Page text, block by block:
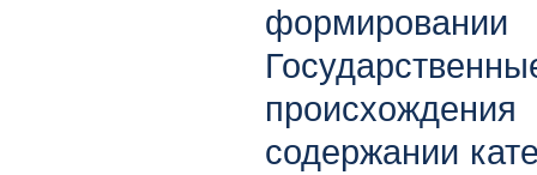
содержании